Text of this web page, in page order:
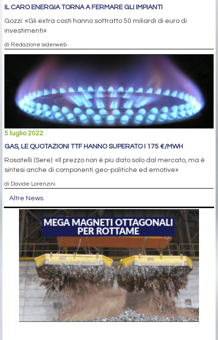
IL CARO ENERGIA TORNA A FERMARE GLI IMPIANTI
Gozzi: «Gli extra costi hanno sottratto 50 miliardi di euro di
investimenti»
di Redazione siderweb
5 luglio 2022
GAS, LE QUOTAZIONI TTF HANNO SUPERATO I 175 €/MWH
Rosatelli (Sere): «Il prezzo non è più dato solo dal mercato, ma è
sintesi anche di componenti geo-politiche ed emotive»
di Davide Lorenzini
Altre News